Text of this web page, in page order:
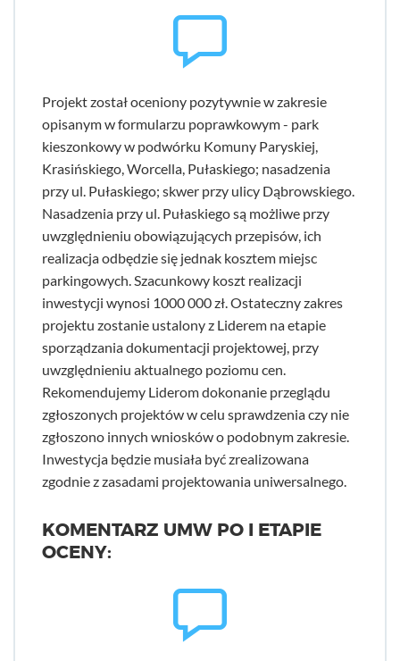
Projekt został oceniony pozytywnie w zakresie
opisanym w formularzu poprawkowym - park
kieszonkowy w podwórku Komuny Paryskiej,
Krasińskiego, Worcella, Pułaskiego; nasadzenia
przy ul. Pułaskiego; skwer przy ulicy Dąbrowskiego.
Nasadzenia przy ul. Pułaskiego są możliwe przy
uwzględnieniu obowiązujących przepisów, ich
realizacja odbędzie się jednak kosztem miejsc
parkingowych. Szacunkowy koszt realizacji
inwestycji wynosi 1000 000 zł. Ostateczny zakres
projektu zostanie ustalony z Liderem na etapie
sporządzania dokumentacji projektowej, przy
uwzględnieniu aktualnego poziomu cen.
Rekomendujemy Liderom dokonanie przeglądu
zgłoszonych projektów w celu sprawdzenia czy nie
zgłoszono innych wniosków o podobnym zakresie.
Inwestycja będzie musiała być zrealizowana
zgodnie z zasadami projektowania uniwersalnego.
KOMENTARZ UMW PO I ETAPIE
OCENY: